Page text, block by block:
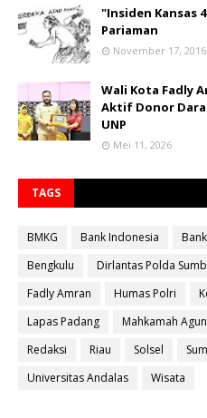
"Insiden Kansas
Pariaman
November 17, 2016
Wali Kota Fadly
Aktif Donor
UNP
Mei 11, 2026
TAGS
BMKG Bank Indonesia
Bengkulu
Dirlantas Polda
Fadly Amran
Humas Polri
Lapas Padang
Mahkamah
Redaksi
Riau Solsel
Universitas Andalas
Wisata